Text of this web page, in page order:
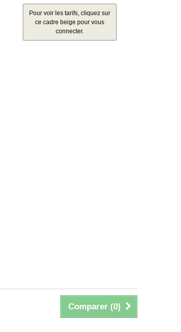
Pour voir les tarifs, cliquez sur
ce cadre beige pour vous
connecter.
Comparer (0)